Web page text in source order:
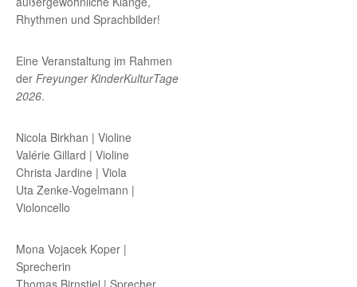
Rhythmen und Sprachbilder!
Eine Veranstaltung im Rahmen
der Freyunger KinderKulturTage
2026.
Nicola Birkhan | Violine
Valérie Gillard | Violine
Christa Jardine | Viola
Uta Zenke-Vogelmann |
Violoncello
Mona Vojacek Koper |
Sprecherin
Thomas Birnstiel | Sprecher